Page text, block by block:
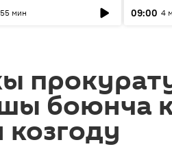
55 мин
09:00 4
боюнча